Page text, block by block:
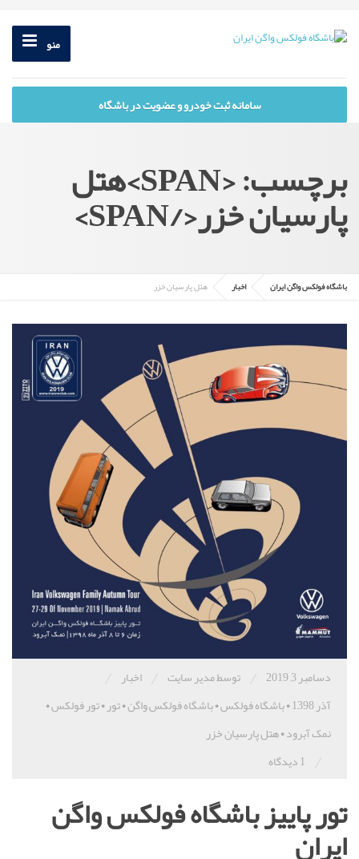
منو
سامانه ثبت خودرو و عضویت در باشگاه
برچسب: <SPAN>هتل
پارسیان خزر</SPAN>
باشگاه فولکس واگن ایران اخبار هتل پارسیان خزر
دسامبر 3, 2019 توسط مدیر سایت اخبار
آذر 1398 •باشگاه فولکس•باشگاه فولکس واگن•تور•تور فولکس•
نمک آبرود•هتل پارسیان خزر
1 دیدگاه
تور پاییز باشگاه فولکس واگن
ایران